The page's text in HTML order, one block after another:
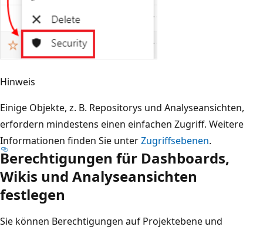
Hinweis
Einige Objekte, z. B. Repositorys und Analyseansichten,
erfordern mindestens einen einfachen Zugriff. Weitere
Informationen finden Sie unterZugriffsebenen.
Berechtigungen für Dashboards,
Wikis und Analyseansichten
festlegen
Sie können Berechtigungen auf Projektebene und